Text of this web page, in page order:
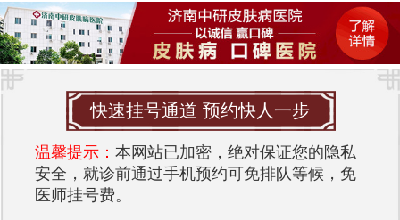
总之，荨麻疹虽然是一种常见的皮肤病，但通过科
学的治疗和正确的护理是可以得到控制和缓解的。
选择专业的医院和医生，积极配合治疗，保持良好
的生活习惯，对于荨麻疹患者来说是非常重要的。
希望患者能够早日康复，重拾健康的生活。
快速挂号通道 预约快人一步
温馨提示： 本网站已加密，绝对保证您的隐私
安全，就诊前通过手机预约可免排队等候，免
医师挂号费。